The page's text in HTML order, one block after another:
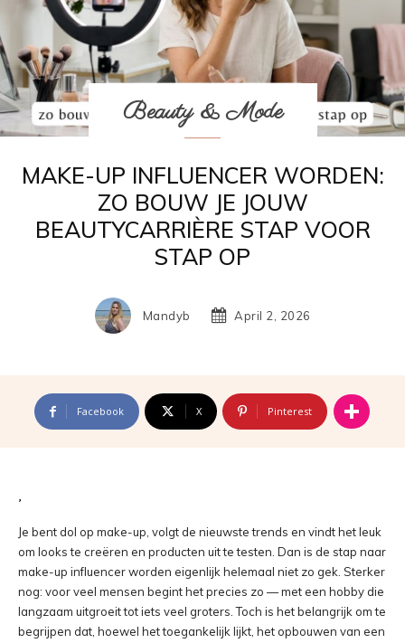
Beauty & Mode
MAKE-UP INFLUENCER WORDEN:
ZO BOUW JE JOUW
BEAUTYCARRIÈRE STAP VOOR
STAP OP
Mandyb April 2, 2026
Facebook X Pinterest
Je bent dol op make-up, volgt de nieuwste trends en vindt het leuk
om looks te creëren en producten uit te testen. Dan is de stap naar
make-up influencer worden eigenlijk helemaal niet zo gek. Sterker
nog: voor veel mensen begint het precies zo — met een hobby die
langzaam uitgroeit tot iets veel groters. Toch is het belangrijk om te
begrijpen dat, hoewel het toegankelijk lijkt, het opbouwen van een